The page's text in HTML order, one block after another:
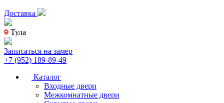
Доставка
Тула
Записаться на замер
+7 (952) 189-89-49
Каталог
Входные двери
Межкомнатные двери